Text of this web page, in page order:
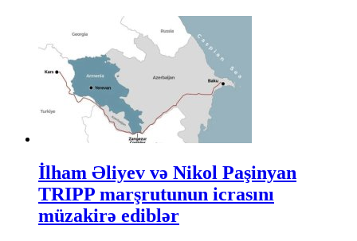
İlham Əliyev və Nikol Paşinyan
TRIPP marşrutunun icrasını
müzakirə ediblər